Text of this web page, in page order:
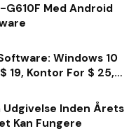
G610F Med Android
Windows 10
19, Kontor For $ 25,
Udgivelse Inden Årets
Kan Fungere